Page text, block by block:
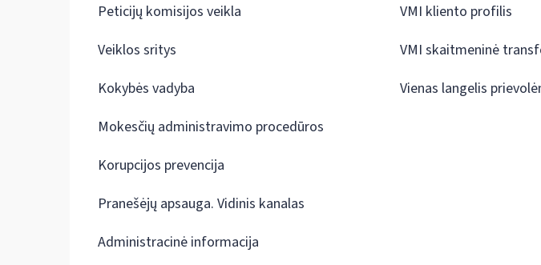
Peticijų komisijos veikla
Veiklos sritys
Kokybės vadyba
Mokesčių administravimo procedūros
Korupcijos prevencija
Pranešėjų apsauga. Vidinis kanalas
Administracinė informacija
VMI kliento profilis
VMI skaitmeninė
Vienas langelis